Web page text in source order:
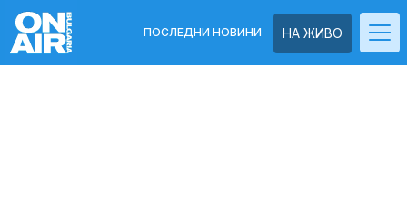
НА ЖИВО
ПОСЛЕДНИ НОВИНИ